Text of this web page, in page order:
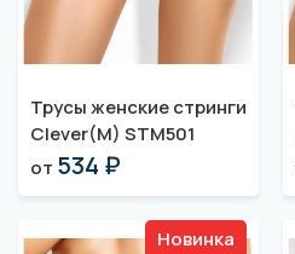
Трусы женские стринги
Clever(M) STM501
от 534 ₽
Новинка